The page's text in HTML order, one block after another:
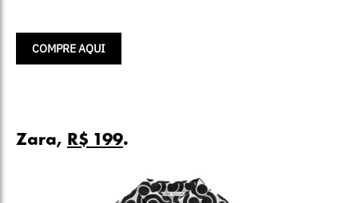
COMPRE AQUI
Zara, R$ 199.